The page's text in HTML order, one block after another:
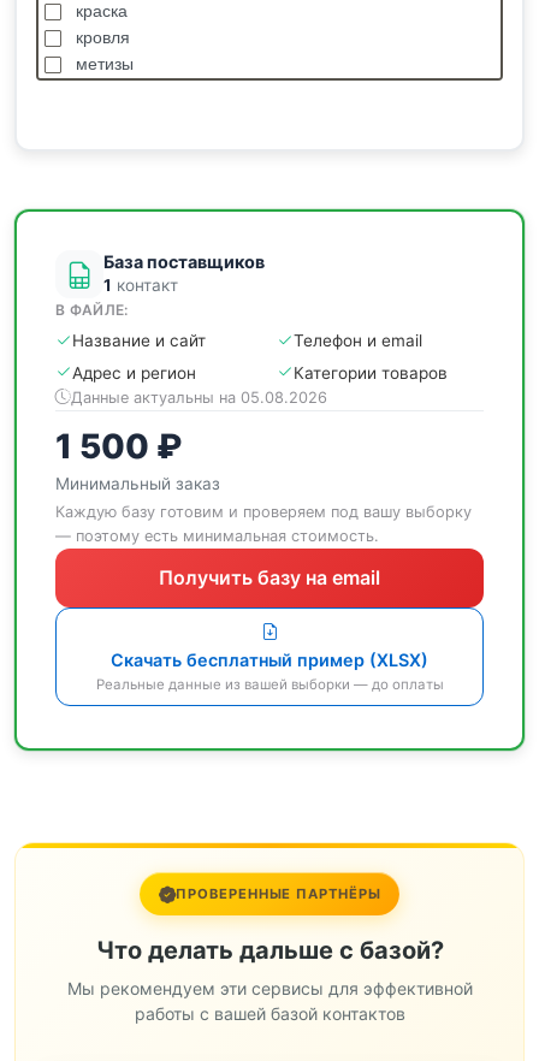
краска
кровля
метизы
База поставщиков
1 контакт
В ФАЙЛЕ:
Название и сайт
Телефон и email
Адрес и регион
Категории товаров
Данные актуальны на 05.08.2026
1 500 ₽
Минимальный заказ
Каждую базу готовим и проверяем под вашу выборку
— поэтому есть минимальная стоимость.
Получить базу на email
Скачать бесплатный пример (XLSX)
Реальные данные из вашей выборки — до оплаты
ПРОВЕРЕННЫЕ ПАРТНЁРЫ
Что делать дальше с базой?
Мы рекомендуем эти сервисы для эффективной
работы с вашей базой контактов